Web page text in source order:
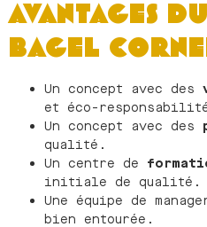
AVANTAGES
BAGEL
Un concept avec des
et éco-
Un concept avec des
qualité.
Un centre de
initiale de qualité.
Une équipe de
bien entourée.